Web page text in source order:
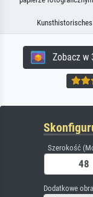
Zobacz w
Szerokość
Dodatkowe